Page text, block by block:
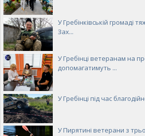
У Гребінківській громаді
Зах...
У Гребінці ветеранам на
допомагатимуть ...
У Гребінці під час
У Пирятині ветерани з